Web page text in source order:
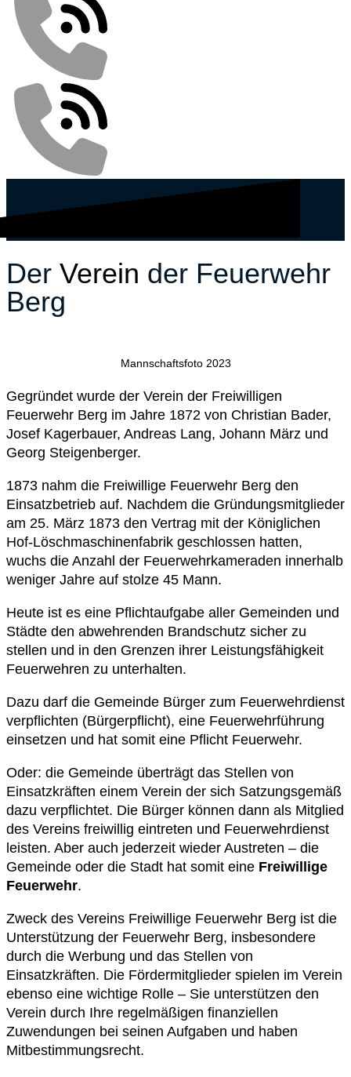
Der Verein der Feuerwehr
Berg
Mannschaftsfoto 2023
Gegründet wurde der Verein der Freiwilligen
Feuerwehr Berg im Jahre 1872 von Christian Bader,
Josef Kagerbauer, Andreas Lang, Johann März und
Georg Steigenberger.
1873 nahm die Freiwillige Feuerwehr Berg den
Einsatzbetrieb auf. Nachdem die Gründungsmitglieder
am 25. März 1873 den Vertrag mit der Königlichen
Hof-Löschmaschinenfabrik geschlossen hatten,
wuchs die Anzahl der Feuerwehrkameraden innerhalb
weniger Jahre auf stolze 45 Mann.
Heute ist es eine Pflichtaufgabe aller Gemeinden und
Städte den abwehrenden Brandschutz sicher zu
stellen und in den Grenzen ihrer Leistungsfähigkeit
Feuerwehren zu unterhalten.
Dazu darf die Gemeinde Bürger zum Feuerwehrdienst
verpflichten (Bürgerpflicht), eine Feuerwehrführung
einsetzen und hat somit eine Pflicht Feuerwehr.
Oder: die Gemeinde überträgt das Stellen von
Einsatzkräften einem Verein der sich Satzungsgemäß
dazu verpflichtet. Die Bürger können dann als Mitglied
des Vereins freiwillig eintreten und Feuerwehrdienst
leisten. Aber auch jederzeit wieder Austreten – die
Gemeinde oder die Stadt hat somit eine Freiwillige
Feuerwehr.
Zweck des Vereins Freiwillige Feuerwehr Berg ist die
Unterstützung der Feuerwehr Berg, insbesondere
durch die Werbung und das Stellen von
Einsatzkräften. Die Fördermitglieder spielen im Verein
ebenso eine wichtige Rolle – Sie unterstützen den
Verein durch Ihre regelmäßigen finanziellen
Zuwendungen bei seinen Aufgaben und haben
Mitbestimmungsrecht.